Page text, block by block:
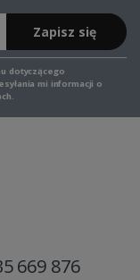
Zapisz się
dotyczącego
mi informacji o
669 876